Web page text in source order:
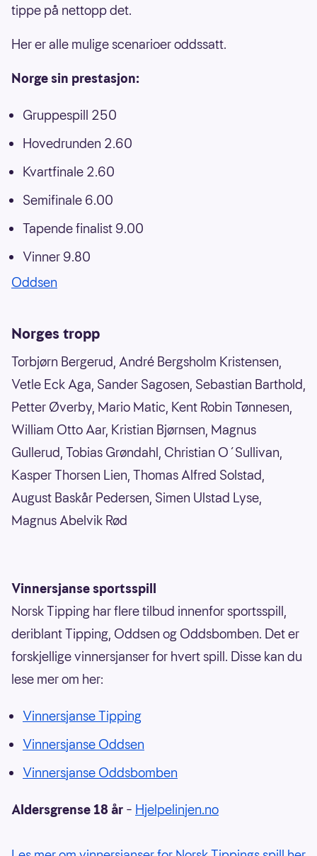
tippe på nettopp det.
Her er alle mulige scenarioer oddssatt.
Norge sin prestasjon:
Gruppespill 250
Hovedrunden 2.60
Kvartfinale 2.60
Semifinale 6.00
Tapende finalist 9.00
Vinner 9.80
Oddsen
Norges tropp
Torbjørn Bergerud, André Bergsholm Kristensen,
Vetle Eck Aga, Sander Sagosen, Sebastian Barthold,
Petter Øverby, Mario Matic, Kent Robin Tønnesen,
William Otto Aar, Kristian Bjørnsen, Magnus
Gullerud, Tobias Grøndahl, Christian O´Sullivan,
Kasper Thorsen Lien, Thomas Alfred Solstad,
August Baskår Pedersen, Simen Ulstad Lyse,
Magnus Abelvik Rød
Vinnersjanse sportsspill
Norsk Tipping har flere tilbud innenfor sportsspill,
deriblant Tipping, Oddsen og Oddsbomben. Det er
forskjellige vinnersjanser for hvert spill. Disse kan du
lese mer om her:
Vinnersjanse Tipping
Vinnersjanse Oddsen
Vinnersjanse Oddsbomben
Aldersgrense 18 år – Hjelpelinjen.no